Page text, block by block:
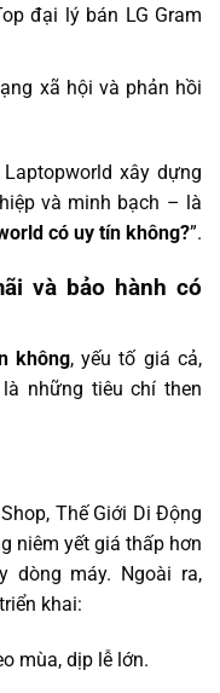
đại lý bán LG Gram
xã hội và phản hồi
xây dựng
và minh bạch – là
có uy tín không?”.
và bảo hành có
không, yếu tố giá cả,
những tiêu chí then
Thế Giới Di Động
niêm yết giá thấp hơn
dòng máy. Ngoài ra,
khai:
mùa, dịp lễ lớn.